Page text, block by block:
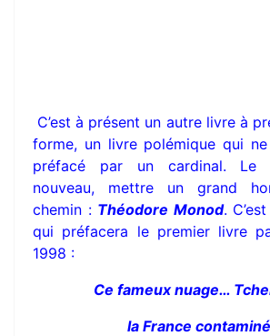
C’est à présent un autre livre à
forme, un livre polémique qui
préfacé par un cardinal. Le
nouveau, mettre un grand
chemin :Théodore Monod.
qui préfacera le premier livre
1998 :
Ce fameux nuage…
la France